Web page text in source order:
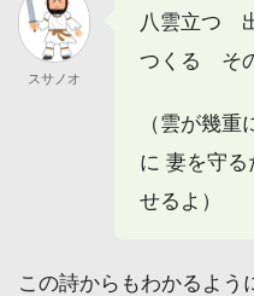
スサノオ
八雲立つ
つくる そ
（雲が幾
に 妻を守
せるよ）
この詩からもわかるよう